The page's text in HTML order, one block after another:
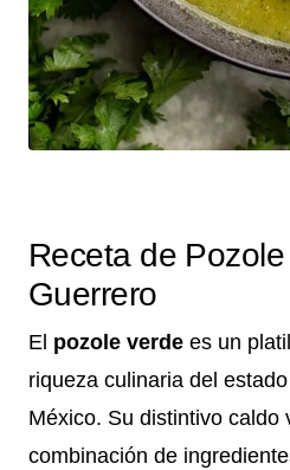
Receta de
Guerrero
El pozole verde es un
riqueza culinaria del
México. Su distintivo caldo
combinación de